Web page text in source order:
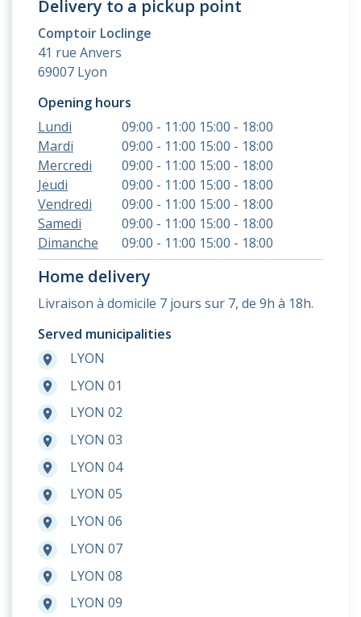
Delivery to a pickup point
Comptoir Loclinge
41 rue Anvers
69007 Lyon
Opening hours
Lundi
09:00 - 11:00 15:00 - 18:00
Mardi
09:00 - 11:00 15:00 - 18:00
Mercredi
09:00 - 11:00 15:00 - 18:00
Jeudi
09:00 - 11:00 15:00 - 18:00
Vendredi
09:00 - 11:00 15:00 - 18:00
Samedi
09:00 - 11:00 15:00 - 18:00
Dimanche
09:00 - 11:00 15:00 - 18:00
Home delivery
Livraison à domicile 7 jours sur 7, de 9h à 18h.
Served municipalities
room LYON
room LYON 01
room LYON 02
room LYON 03
room LYON 04
room LYON 05
room LYON 06
room LYON 07
room LYON 08
room LYON 09